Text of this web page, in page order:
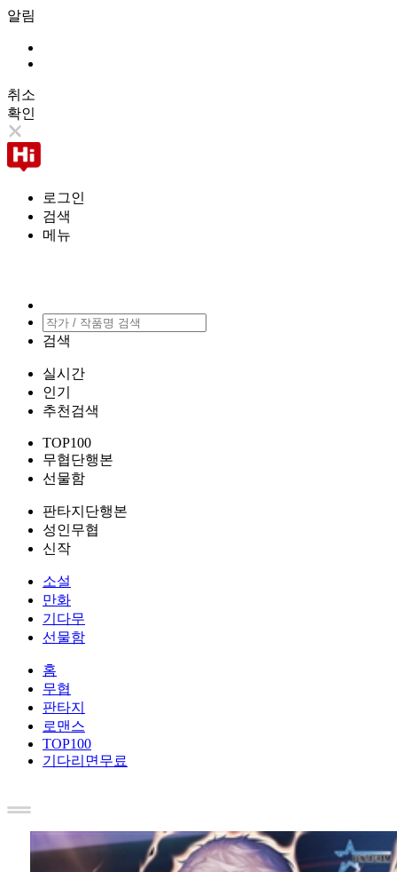
알림
취소
확인
로그인
검색
메뉴
검색
실시간
인기
추천검색
TOP100
무협단행본
선물함
판타지단행본
성인무협
신작
소설
만화
기다무
선물함
홈
무협
판타지
로맨스
TOP100
기다리면무료